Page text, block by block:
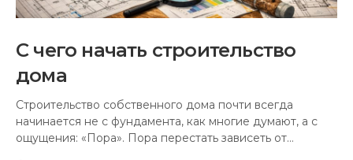
С чего начать строительство
дома
Строительство собственного дома почти всегда
начинается не с фундамента, как многие думают, а с
ощущения: «Пора». Пора перестать зависеть от…